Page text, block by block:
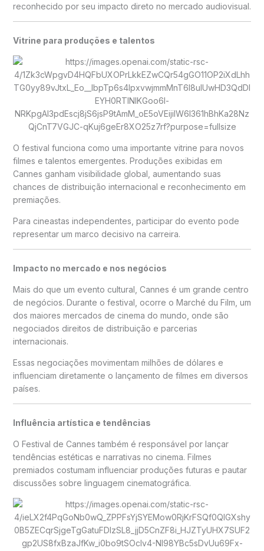
reconhecido por seu impacto direto no mercado audiovisual.
Vitrine para produções e talentos
O festival funciona como uma importante vitrine para novos
filmes e talentos emergentes. Produções exibidas em
Cannes ganham visibilidade global, aumentando suas
chances de distribuição internacional e reconhecimento em
premiações.
Para cineastas independentes, participar do evento pode
representar um marco decisivo na carreira.
Impacto no mercado e nos negócios
Mais do que um evento cultural, Cannes é um grande centro
de negócios. Durante o festival, ocorre o Marché du Film, um
dos maiores mercados de cinema do mundo, onde são
negociados direitos de distribuição e parcerias
internacionais.
Essas negociações movimentam milhões de dólares e
influenciam diretamente o lançamento de filmes em diversos
países.
Influência artística e tendências
O Festival de Cannes também é responsável por lançar
tendências estéticas e narrativas no cinema. Filmes
premiados costumam influenciar produções futuras e pautar
discussões sobre linguagem cinematográfica.